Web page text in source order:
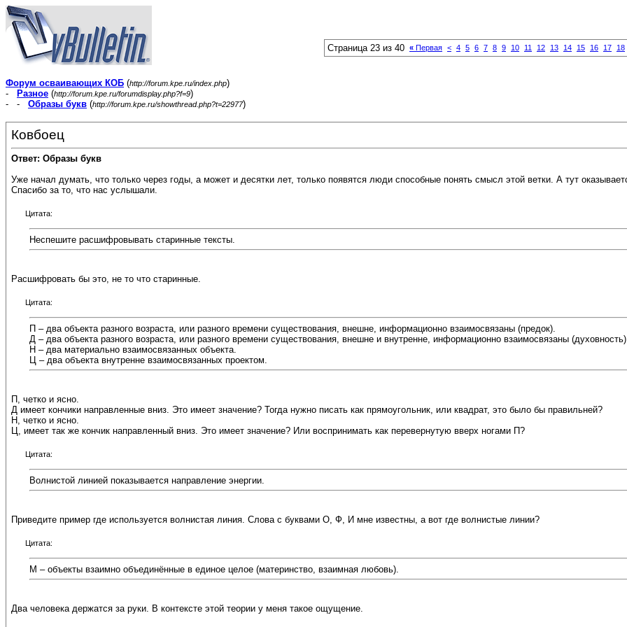
Страница 23 из 40 « Первая < 4 5 6 7 8 9 10 11 12 13 14 15 16 17 18
Форум осваивающих КОБ (http://forum.kpe.ru/index.php)
-
Разное (http://forum.kpe.ru/forumdisplay.php?f=9)
- - Образы букв (http://forum.kpe.ru/showthread.php?t=22977)
Ковбоец
Ответ: Образы букв
Уже начал думать, что только через годы, а может и десятки лет, только появятся люди способные понять смысл этой ветки. А тут
Спасибо за то, что нас услышали.
Цитата:
Неспешите расшифровывать старинные тексты.
Расшифровать бы это, не то что старинные.
Цитата:
П – два объекта разного возраста, или разного времени существования, внешне, информационно взаимосвязаны (предок).
Д – два объекта разного возраста, или разного времени существования, внешне и внутренне, информационно взаимосвязаны
Н – два материально взаимосвязанных объекта.
Ц – два объекта внутренне взаимосвязанных проектом.
П, четко и ясно.
Д имеет кончики направленные вниз. Это имеет значение? Тогда нужно писать как прямоугольник, или квадрат, это было бы правильней?
Н, четко и ясно.
Ц, имеет так же кончик направленный вниз. Это имеет значение? Или воспринимать как перевернутую вверх ногами П?
Цитата:
Волнистой линией показывается направление энергии.
Приведите пример где используется волнистая линия. Слова с буквами О, Ф, И мне известны, а вот где волнистые линии?
Цитата:
М – объекты взаимно объединённые в единое целое (материнство, взаимная любовь).
Два человека держатся за руки. В контексте этой теории у меня такое ощущение.